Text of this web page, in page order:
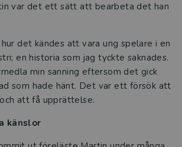
var det ett sätt att bearbeta det han
det kändes att vara ung spelare i en
en historia som jag tyckte saknades.
min sanning eftersom det gick
som hade hänt. Det var ett försök att
att få upprättelse.
känslor